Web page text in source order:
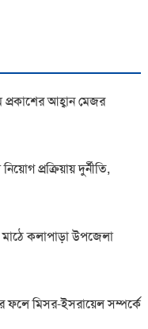
প্রকাশের আহ্বান মেজর
প্রক্রিয়ায় দুর্নীতি,
কলাপাড়া উপজেলা
ফলে মিসর-ইসরায়েল সম্পর্কে